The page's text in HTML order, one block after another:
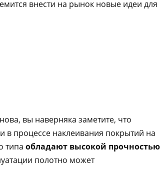
внести на рынок новые идеи для
вы наверняка заметите, что
в процессе наклеивания покрытий на
типа обладают высокой прочностью
полотно может